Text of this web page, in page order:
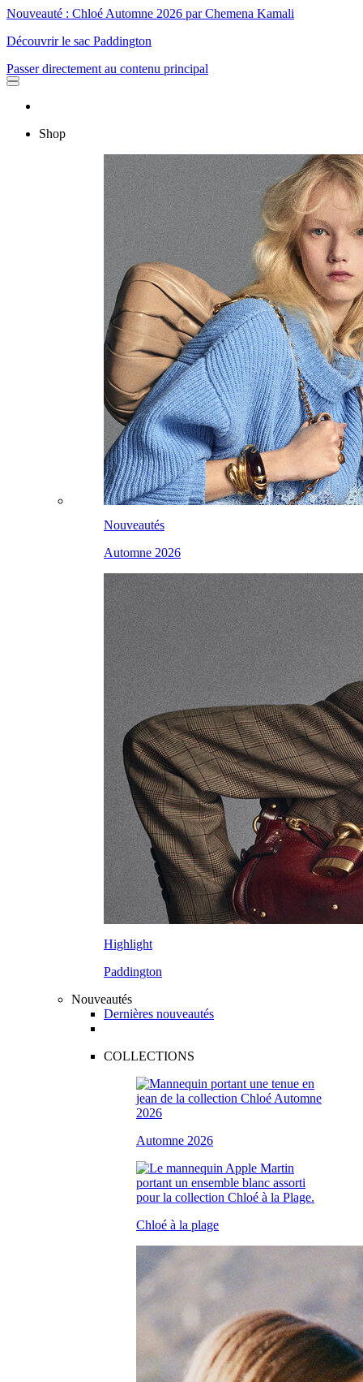
Nouveauté : Chloé Automne 2026 par Chemena Kamali
Découvrir le sac Paddington
Passer directement au contenu principal
Shop
Nouveautés
Automne 2026
Highlight
Paddington
Nouveautés
Dernières nouveautés
COLLECTIONS
Automne 2026
Chloé à la plage